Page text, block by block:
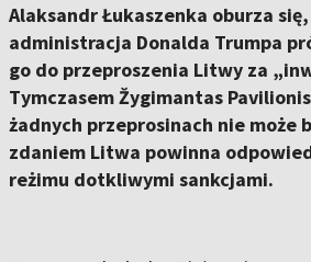
Alaksandr Łukaszenka oburza
administracja Donalda Trumpa
go do przeproszenia Litwy za
Tymczasem Žygimantas
żadnych przeprosinach nie może
zdaniem Litwa powinna
reżimu dotkliwymi sankcjami.